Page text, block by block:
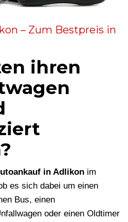
– Zum Bestpreis in
ihren
in Adlikon im
es sich dabei um einen
Bus, einen
oder einen Oldtimer